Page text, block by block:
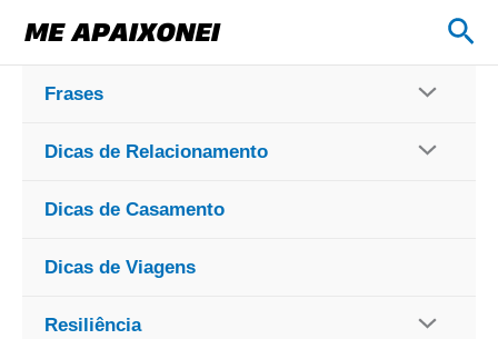
para
conteúdo
Frases
Dicas de Relacionamento
Dicas de Casamento
Dicas de Viagens
Resiliência